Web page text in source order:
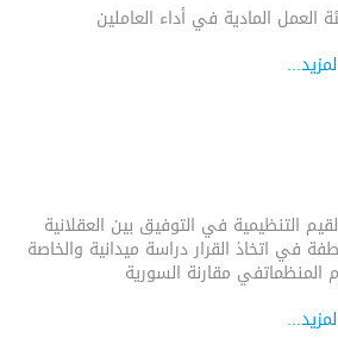
العمل المادية في أداء العاملين
التنظيمية في التوفيق بين العقلانية
في اتخاذ القرار دراسة ميدانية والخاصة
المنظماتفي مقارنة السورية